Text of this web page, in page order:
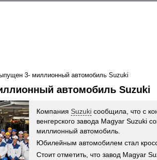
3- миллионный автомобиль Suzuki
автомобиль Suzuki
Компания Suzuki сообщила, что с
венгерского завода Magyar Suzuki
миллионный автомобиль.
Юбилейным автомобилем стал
Стоит отметить, что завод Magyar